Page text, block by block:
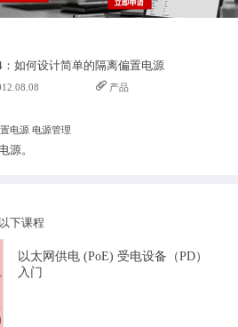
如何设计简单的隔离偏置电源
产品
电源 电源管理
源。
下课程
以太网供电 (PoE) 受电设备（PD）
入门